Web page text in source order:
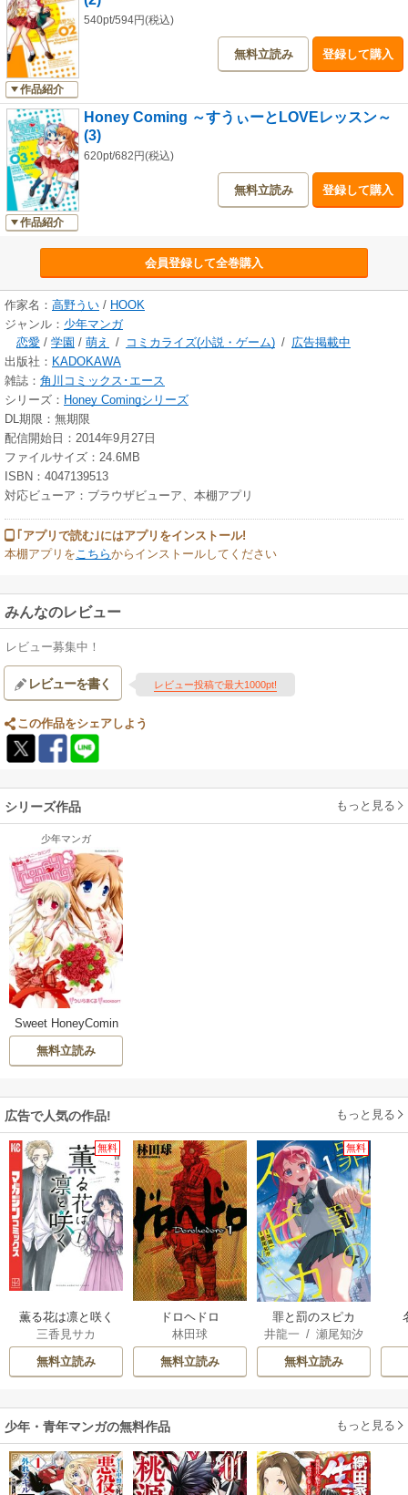
作品紹介
540pt/594円(税込)
無料立読み 登録して購入
作品紹介
Honey Coming ～すうぃーとLOVEレッスン～
(3)
620pt/682円(税込)
無料立読み 登録して購入
会員登録して全巻購入
作家名： 高野うい / HOOK
ジャンル： 少年マンガ
恋愛 / 学園 / 萌え / コミカライズ(小説・ゲーム) / 広告掲載中
出版社： KADOKAWA
雑誌： 角川コミックス･エース
シリーズ： Honey Comingシリーズ
DL期限：無期限
配信開始日：2014年9月27日
ファイルサイズ：24.6MB
ISBN：4047139513
対応ビューア：ブラウザビューア、本棚アプリ
｢アプリで読む｣にはアプリをインストール!
本棚アプリをこちらからインストールしてください
みんなのレビュー
レビュー募集中！
レビューを書く レビュー投稿で最大1000pt!
この作品をシェアしよう
シリーズ作品 もっと見る
少年マンガ
Sweet HoneyComin
g
無料立読み
広告で人気の作品! もっと見る
無料
薫る花は凛と咲く
三香見サカ
無料立読み
ドロヘドロ
林田球
無料立読み
無料
罪と罰のスピカ
井龍一 /瀬尾知汐
無料立読み
少年・青年マンガの無料作品 もっと見る